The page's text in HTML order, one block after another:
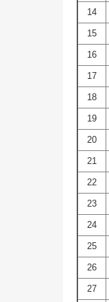
14
15
16
17
18
19
20
21
22
23
24
25
26
27